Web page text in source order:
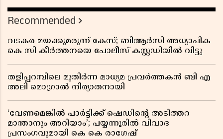
റിപ്പോർട്ട് പുറത്ത്
Recommended
വടകര മയക്കുമരുന്ന് കേസ്; ബിആർസി അധ്യാപിക
കെ സി കീർത്തനയെ പോലീസ് കസ്റ്റഡിയിൽ വിട്ടു
തളിപ്പറമ്പിലെ മുതിർന്ന മാധ്യമ പ്രവർത്തകൻ ബി എ
അലി മൊഗ്രാൽ നിര്യാതനായി
‘വേണമെങ്കിൽ പാർട്ടിക്ക് ഷെഡിൻ്റെ അടിത്തറ
മാന്താനും അറിയാം’; പയ്യന്നൂരിൽ വിവാദ
പ്രസംഗവുമായി കെ കെ രാഗേഷ്